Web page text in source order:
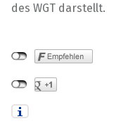
des WGT darstellt.